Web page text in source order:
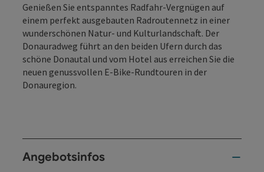
Genießen Sie entspanntes Radfahr-Vergnügen auf
einem perfekt ausgebauten Radroutennetz in einer
wunderschönen Natur- und Kulturlandschaft. Der
Donauradweg führt an den beiden Ufern durch das
schöne Donautal und vom Hotel aus erreichen Sie die
neuen genussvollen E-Bike-Rundtouren in der
Donauregion.
Angebotsinfos